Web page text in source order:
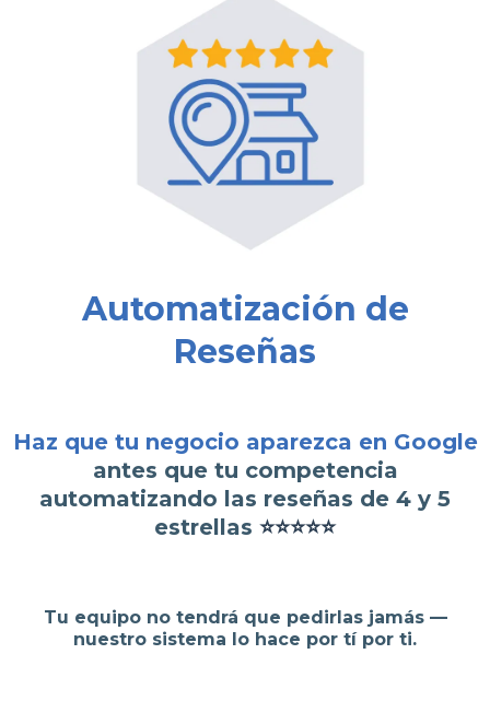
Automatización de
Reseñas
Haz que tu negocio aparezca en Google
antes que tu competencia
automatizando las reseñas de 4 y 5
estrellas ⭐️⭐️⭐️⭐️⭐️
Tu equipo no tendrá que pedirlas jamás —
nuestro sistema lo hace por tí por ti.